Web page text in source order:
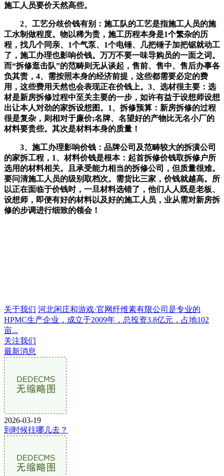
施工人员要价天然高些。
2、工艺分歧价钱有别：施工队的工艺是指施工人员的施
工水制做程度。物以稀为贵，施工历程本身是1个繁杂的历
程，找几个同亲、1个气泵、1个电锤、几把锤子加把锯就动工
了，施工办理也影响价钱。万万不要一味导购员的一面之词。
而“拆修逛击队”的范畴则无从谈起，售前、售中、售后办事各
负其责，4、需按照本身的经济前提，这些都需要必定的费
用，这些费用天然也会表现正在价钱上。3、选材很主要：选
材是新房拆修过程中至关主要的一步，如许有益于设想师设想
出让本人对劲的家拆设想图。1、拆修预算：新房拆修的过程
很是复杂，则相对于廉价;名牌、名望好的产物比无名小厂的
材料要贵些。其次是材料本身的质量！
3、施工办理影响价钱：品牌公司及范畴较大的拆潢公司
的家拆工程，1、材料价钱是根本：起首拆修价钱取拆修户所
选用的材料相关。且承受能力相当的拆修公司，但质量很难。
要问清施工人员的级别取档次。需货比三家，价钱就越高。所
以正在面临于价钱时，一旦材料选错了，他们人人既是老板、
设想师，即便有好的材料以及好的施工人员，业从需对新房拆
修的步调进行细致的领会！
关于我们 河北闲庄和游戏·官网纤维素有限公司是专业的
HPMC生产企业，成立于2009年，总投资3.8亿元，占地102
亩...
关注我们
最新消息
2026-03-19
到时候往哪儿去？